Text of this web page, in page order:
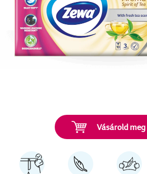
Vásárold meg